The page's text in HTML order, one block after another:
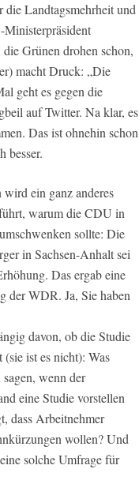
Landtagsmehrheit und
Grünen drohen schon,
macht Druck: „Die
geht es gegen die
auf Twitter. Na klar, es
Das ist ohnehin schon
besser.
ein ganz anderes
warum die CDU in
sollte: Die
in Sachsen-Anhalt sei
Das ergab eine
der WDR. Ja, Sie haben
davon, ob die Studie
(sie ist es nicht): Was
wenn der
eine Studie vorstellen
dass Arbeitnehmer
wollen? Und
solche Umfrage für